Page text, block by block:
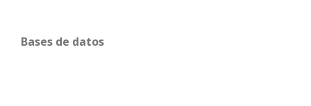
Bases de datos